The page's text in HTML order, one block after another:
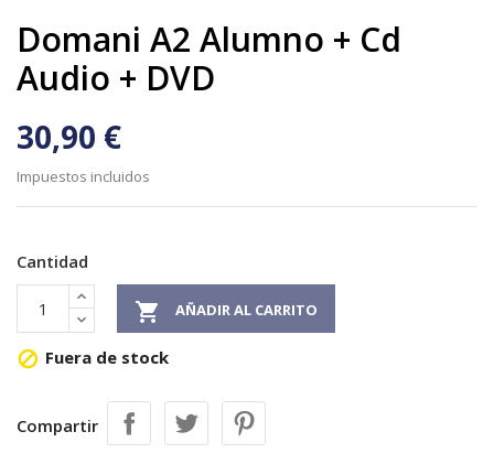
Domani A2 Alumno + Cd
Audio + DVD
30,90 €
Impuestos incluidos
Cantidad
 AÑADIR AL CARRITO
 Fuera de stock
Compartir